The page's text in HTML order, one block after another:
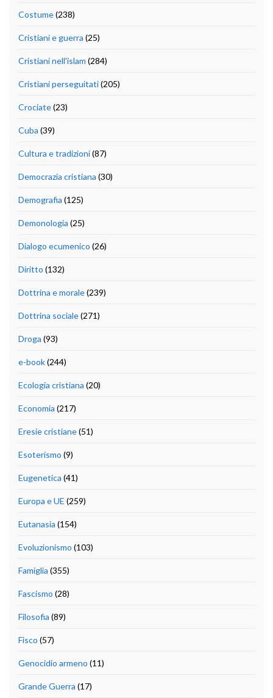
Costume(238)
Cristiani e guerra (25)
Cristiani nell'islam (284)
Cristiani perseguitati(205)
Crociate(23)
Cuba (39)
Cultura e tradizioni(87)
Democrazia cristiana (30)
Demografia (125)
Demonologia (25)
Dialogo ecumenico (26)
Diritto (132)
Dottrina e morale(239)
Dottrina sociale(271)
Droga (93)
e-book(244)
Ecologia cristiana (20)
Economia (217)
Eresie cristiane(51)
Esoterismo (9)
Eugenetica (41)
Europa e UE (259)
Eutanasia (154)
Evoluzionismo (103)
Famiglia (355)
Fascismo (28)
Filosofia (89)
Fisco (57)
Genocidio armeno (11)
Grande Guerra (17)